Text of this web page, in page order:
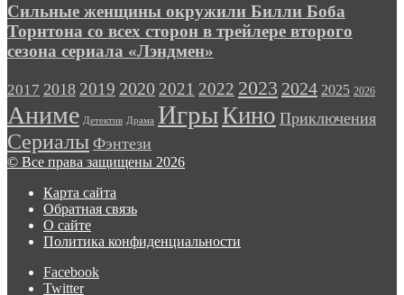
Сильные женщины окружили Билли Боба
Торнтона со всех сторон в трейлере второго
сезона сериала «Лэндмен»
2017 2018 2019 2020 2021 2022 2023 2024 2025 2026
Аниме Детектив Драма ИгрыКино Приключения
Сериалы Фэнтези
© Все права защищены 2026
Карта сайта
Обратная связь
О сайте
Политика конфиденциальности
Facebook
Twitter